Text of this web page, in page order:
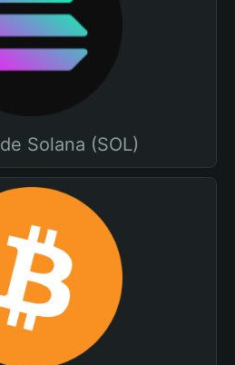
Solana (SOL)